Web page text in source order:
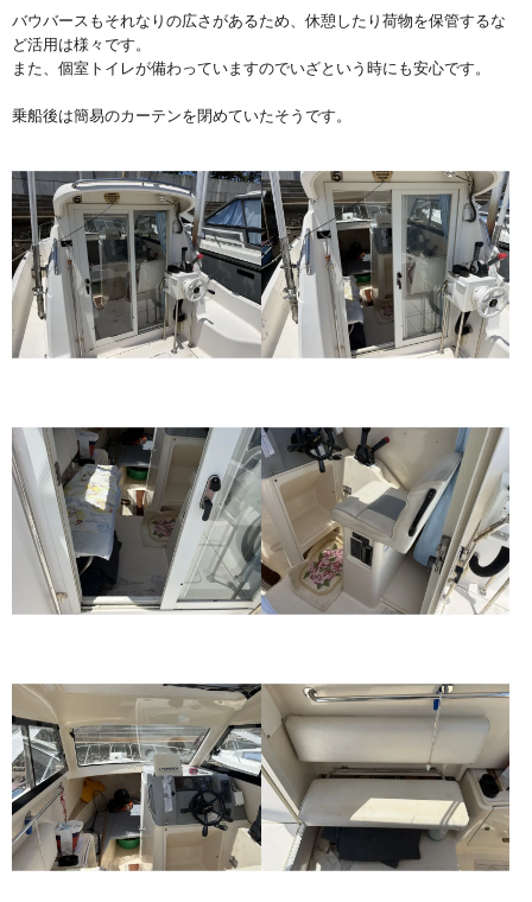
バウバースもそれなりの広さがあるため、休憩したり荷物を保管するな
ど活用は様々です。
また、個室トイレが備わっていますのでいざという時にも安心です。
乗船後は簡易のカーテンを閉めていたそうです。